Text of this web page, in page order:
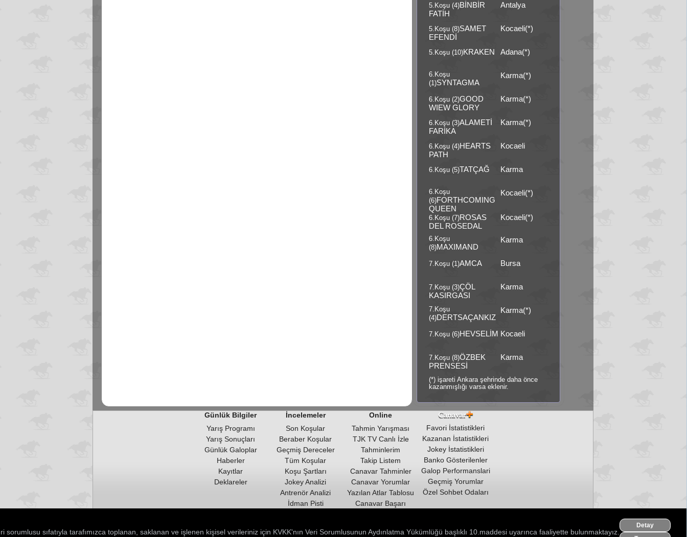
5.Koşu (4)BİNBİR
FATİH
Antalya
5.Koşu (8)SAMET
EFENDİ
Kocaeli(*)
5.Koşu (10)KRAKEN Adana(*)
6.Koşu
(1)SYNTAGMA
Karma(*)
6.Koşu (2)GOOD
WIEW GLORY
Karma(*)
6.Koşu (3)ALAMETİ
FARİKA
Karma(*)
6.Koşu (4)HEARTS
PATH
Kocaeli
6.Koşu (5)TATÇAĞ Karma
6.Koşu
(6)FORTHCOMING
QUEEN
Kocaeli(*)
6.Koşu (7)ROSAS
DEL ROSEDAL
Kocaeli(*)
6.Koşu
(8)MAXIMAND
Karma
7.Koşu (1)AMCA Bursa
7.Koşu (3)ÇÖL
KASIRGASI
Karma
7.Koşu
(4)DERTSAÇANKIZ
Karma(*)
7.Koşu (6)HEVSELİM Kocaeli
7.Koşu (8)ÖZBEK
PRENSESİ
Karma
(*) işareti Ankara şehrinde daha önce
kazanmışlığı varsa eklenir.
Günlük Bilgiler
Yarış Programı
Yarış Sonuçları
Günlük Galoplar
Haberler
Kayıtlar
Deklareler
İncelemeler
Son Koşular
Beraber Koşular
Geçmiş Dereceler
Tüm Koşular
Koşu Şartları
Jokey Analizi
Antrenör Analizi
İdman Pisti
Online
Tahmin Yarışması
TJK TV Canlı İzle
Tahminlerim
Takip Listem
Canavar Tahminler
Canavar Yorumlar
Yazılan Atlar Tablosu
Canavar Başarı
Favori İstatistikleri
Kazanan İstatistikleri
Jokey İstatistikleri
Banko Gösterilenler
Galop Performanslari
Geçmiş Yorumlar
Özel Sohbet Odaları
sorumlusu sıfatıyla tarafımızca toplanan, saklanan ve işlenen kişisel verileriniz için KVKK'nın Veri Sorumlusunun Aydınlatma Yükümlüğü başlıklı 10.maddesi uyarınca faaliyette bulunmaktayız.
Detay